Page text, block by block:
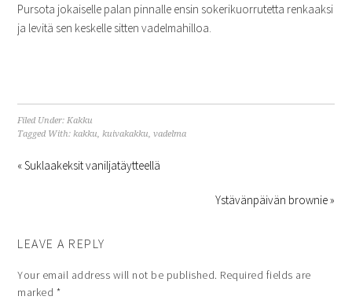
Pursota jokaiselle palan pinnalle ensin sokerikuorrutetta renkaaksi
ja levitä sen keskelle sitten vadelmahilloa.
Filed Under:Kakku
Tagged With:kakku,kuivakakku,vadelma
« Suklaakeksit vaniljatäytteellä
Ystävänpäivän brownie »
LEAVE A REPLY
Your email address will not be published. Required fields are
marked *